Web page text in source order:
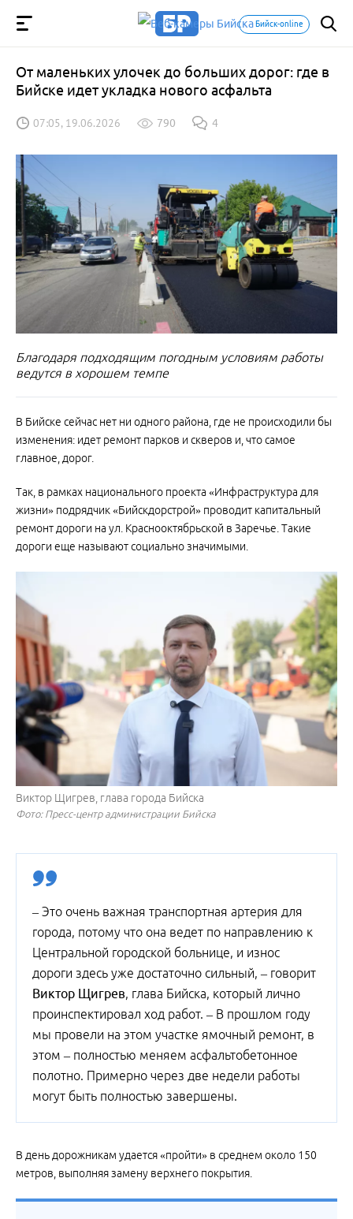
Бийск-online
От маленьких улочек до больших дорог: где в
Бийске идет укладка нового асфальта
07:05, 19.06.2026 790 4
Благодаря подходящим погодным условиям работы
ведутся в хорошем темпе
В Бийске сейчас нет ни одного района, где не происходили бы
изменения: идет ремонт парков и скверов и, что самое
главное, дорог.
Так, в рамках национального проекта «Инфраструктура для
жизни» подрядчик «Бийскдорстрой» проводит капитальный
ремонт дороги на ул. Краснооктябрьской в Заречье. Такие
дороги еще называют социально значимыми.
Виктор Щигрев, глава города Бийска
Фото: Пресс-центр администрации Бийска
– Это очень важная транспортная артерия для
города, потому что она ведет по направлению к
Центральной городской больнице, и износ
дороги здесь уже достаточно сильный, – говорит
Виктор Щигрев, глава Бийска, который лично
проинспектировал ход работ. – В прошлом году
мы провели на этом участке ямочный ремонт, в
этом – полностью меняем асфальтобетонное
полотно. Примерно через две недели работы
могут быть полностью завершены.
В день дорожникам удается «пройти» в среднем около 150
метров, выполняя замену верхнего покрытия.